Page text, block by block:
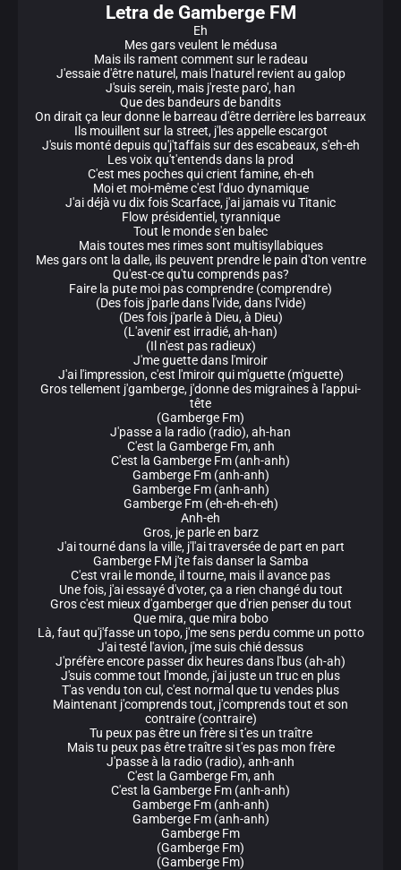
Letra de Gamberge FM
Eh
Mes gars veulent le médusa
Mais ils rament comment sur le radeau
J'essaie d'être naturel, mais l'naturel revient au galop
J'suis serein, mais j'reste paro', han
Que des bandeurs de bandits
On dirait ça leur donne le barreau d'être derrière les barreaux
Ils mouillent sur la street, j'les appelle escargot
J'suis monté depuis qu'j'taffais sur des escabeaux, s'eh-eh
Les voix qu't'entends dans la prod
C'est mes poches qui crient famine, eh-eh
Moi et moi-même c'est l'duo dynamique
J'ai déjà vu dix fois Scarface, j'ai jamais vu Titanic
Flow présidentiel, tyrannique
Tout le monde s'en balec
Mais toutes mes rimes sont multisyllabiques
Mes gars ont la dalle, ils peuvent prendre le pain d'ton ventre
Qu'est-ce qu'tu comprends pas?
Faire la pute moi pas comprendre (comprendre)
(Des fois j'parle dans l'vide, dans l'vide)
(Des fois j'parle à Dieu, à Dieu)
(L'avenir est irradié, ah-han)
(Il n'est pas radieux)
J'me guette dans l'miroir
J'ai l'impression, c'est l'miroir qui m'guette (m'guette)
Gros tellement j'gamberge, j'donne des migraines à l'appui-
tête
(Gamberge Fm)
J'passe a la radio (radio), ah-han
C'est la Gamberge Fm, anh
C'est la Gamberge Fm (anh-anh)
Gamberge Fm (anh-anh)
Gamberge Fm (anh-anh)
Gamberge Fm (eh-eh-eh-eh)
Anh-eh
Gros, je parle en barz
J'ai tourné dans la ville, j'l'ai traversée de part en part
Gamberge FM j'te fais danser la Samba
C'est vrai le monde, il tourne, mais il avance pas
Une fois, j'ai essayé d'voter, ça a rien changé du tout
Gros c'est mieux d'gamberger que d'rien penser du tout
Que mira, que mira bobo
Là, faut qu'j'fasse un topo, j'me sens perdu comme un potto
J'ai testé l'avion, j'me suis chié dessus
J'préfère encore passer dix heures dans l'bus (ah-ah)
J'suis comme tout l'monde, j'ai juste un truc en plus
T'as vendu ton cul, c'est normal que tu vendes plus
Maintenant j'comprends tout, j'comprends tout et son
contraire (contraire)
Tu peux pas être un frère si t'es un traître
Mais tu peux pas être traître si t'es pas mon frère
J'passe à la radio (radio), anh-anh
C'est la Gamberge Fm, anh
C'est la Gamberge Fm (anh-anh)
Gamberge Fm (anh-anh)
Gamberge Fm (anh-anh)
Gamberge Fm
(Gamberge Fm)
(Gamberge Fm)